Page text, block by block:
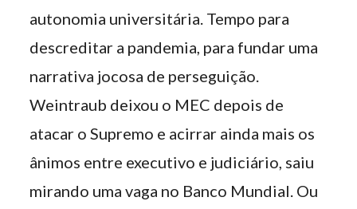
autonomia universitária. Tempo para
descreditar a pandemia, para fundar uma
narrativa jocosa de perseguição.
Weintraub deixou o MEC depois de
atacar o Supremo e acirrar ainda mais os
ânimos entre executivo e judiciário, saiu
mirando uma vaga no Banco Mundial. Ou